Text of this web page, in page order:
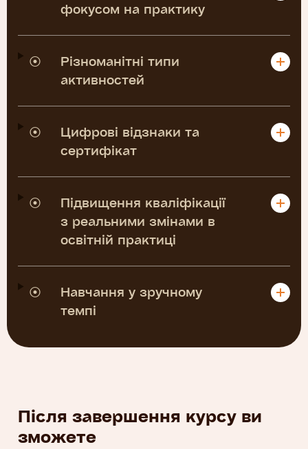
фокусом на практику
⦿
Різноманітні типи
активностей
⦿
Цифрові відзнаки та
сертифікат
⦿
Підвищення кваліфікації
з реальними змінами в
освітній практиці
⦿
Навчання у зручному
темпі
Після завершення курсу ви
зможете